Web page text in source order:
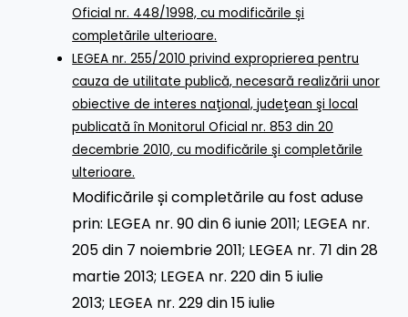
Oficial nr. 448/1998, cu modificările și
completările ulterioare.
LEGEA nr. 255/2010 privind exproprierea pentru
cauza de utilitate publică, necesară realizării unor
obiective de interes naţional, judeţean şi local
publicată în Monitorul Oficial nr. 853 din 20
decembrie 2010, cu modificările şi completările
ulterioare.
Modificările și completările au fost aduse
prin: LEGEA nr. 90 din 6 iunie 2011; LEGEA nr.
205 din 7 noiembrie 2011; LEGEA nr. 71 din 28
martie 2013; LEGEA nr. 220 din 5 iulie
2013; LEGEA nr. 229 din 15 iulie